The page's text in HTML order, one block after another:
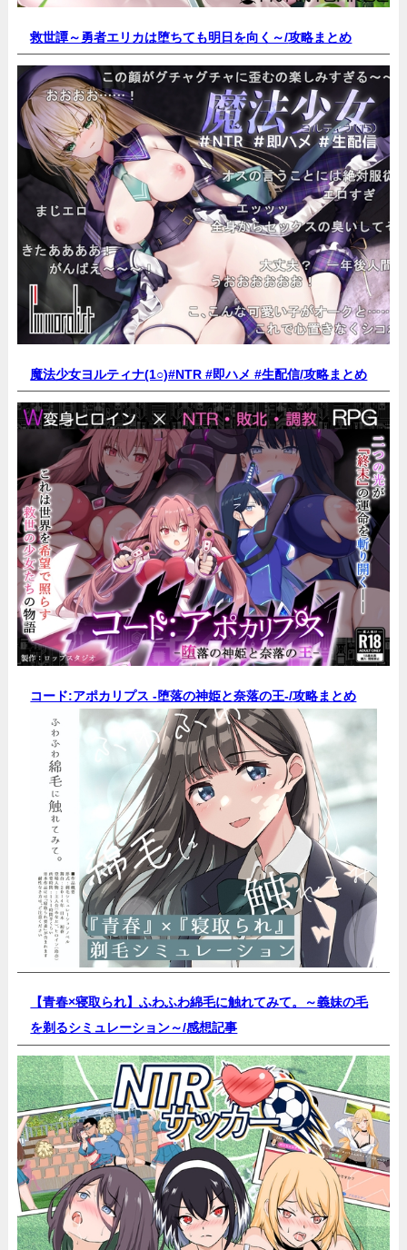
救世譚～勇者エリカは堕ちても明日を向く～/攻略まとめ
魔法少女ヨルティナ(1○)#NTR #即ハメ #生配信/攻略まとめ
コード:アポカリプス -堕落の神姫と奈落の王-/攻略まとめ
【青春×寝取られ】ふわふわ綿毛に触れてみて。～義妹の毛
を剃るシミュレーション～/感想記事